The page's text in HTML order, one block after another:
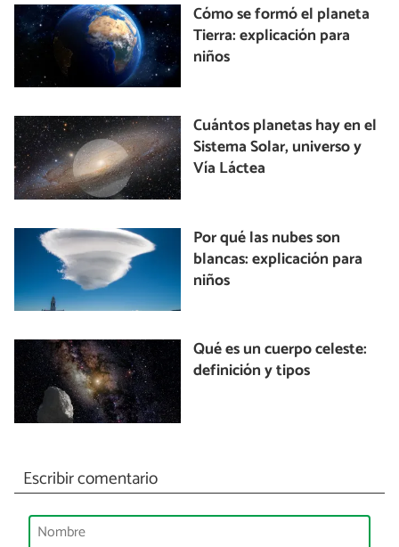
Cómo se formó el planeta
Tierra: explicación para
niños
Cuántos planetas hay en el
Sistema Solar, universo y
Vía Láctea
Por qué las nubes son
blancas: explicación para
niños
Qué es un cuerpo celeste:
definición y tipos
Escribir comentario